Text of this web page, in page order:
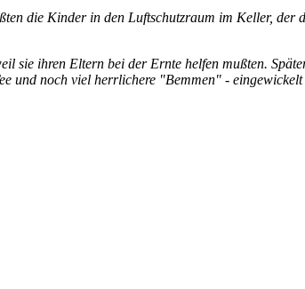
die Kinder in den Luftschutzraum im Keller, der
ihren Eltern bei der Ernte helfen mußten.
und noch viel herrlichere "Bemmen" -